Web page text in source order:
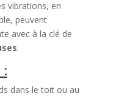
vibrations, en
peuvent
avec à la clé de
.
dans le toit ou au